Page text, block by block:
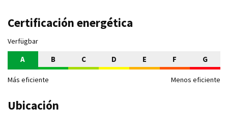
Certificación energética
Verfügbar
A B C D E F G
Más eficiente Menos eficiente
Ubicación